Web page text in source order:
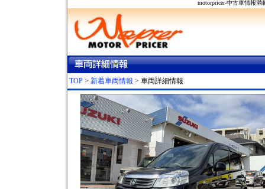
motorpricer-中古車情報
TOP > 新着車両情報 > 車両詳細情報